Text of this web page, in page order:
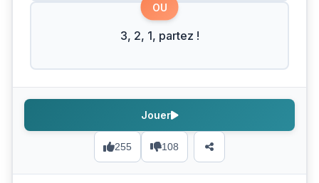
OU
3, 2, 1, partez !
255 108
Jouer